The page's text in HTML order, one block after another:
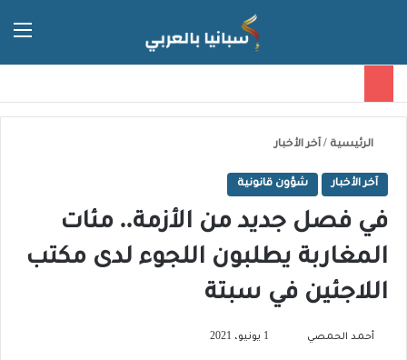
الرئيسية / آخر الأخبار
آخر الأخبار شؤون قانونية
في فصل جديد من الأزمة.. مئات
المغاربة يطلبون اللجوء لدى مكتب
اللاجئين في سبتة
أحمد الحمصي 1 يونيو، 2021